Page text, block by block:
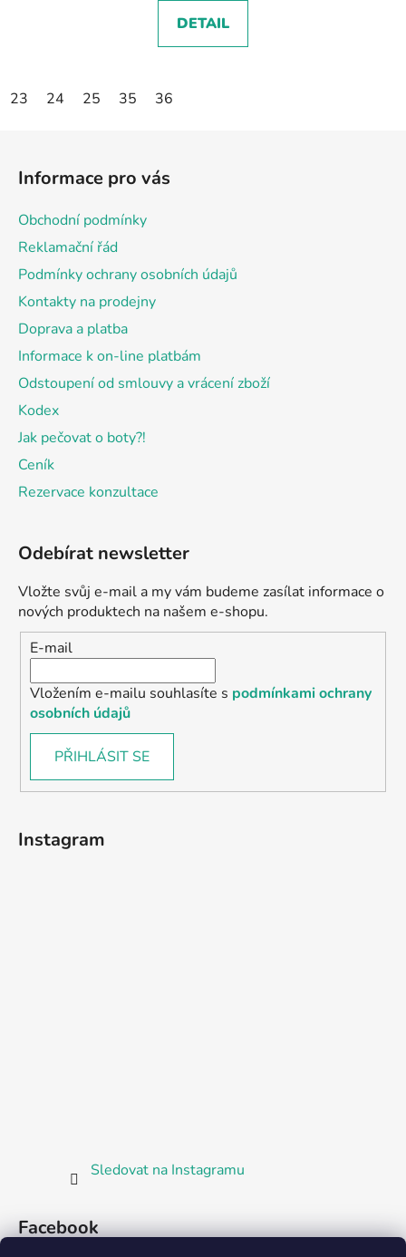
DETAIL
23 24 25 35 36
Informace pro vás
Obchodní podmínky
Reklamační řád
Podmínky ochrany osobních údajů
Kontakty na prodejny
Doprava a platba
Informace k on-line platbám
Odstoupení od smlouvy a vrácení zboží
Kodex
Jak pečovat o boty?!
Ceník
Rezervace konzultace
Odebírat newsletter
Vložte svůj e-mail a my vám budeme zasílat informace o
nových produktech na našem e-shopu.
E-mail
Vložením e-mailu souhlasíte s podmínkami ochrany
osobních údajů
PŘIHLÁSIT SE
Instagram
Sledovat na Instagramu
Facebook